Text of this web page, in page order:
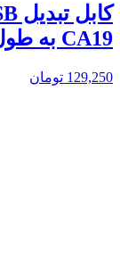
CA19 به طول 1.2 متر
129,250 تومان